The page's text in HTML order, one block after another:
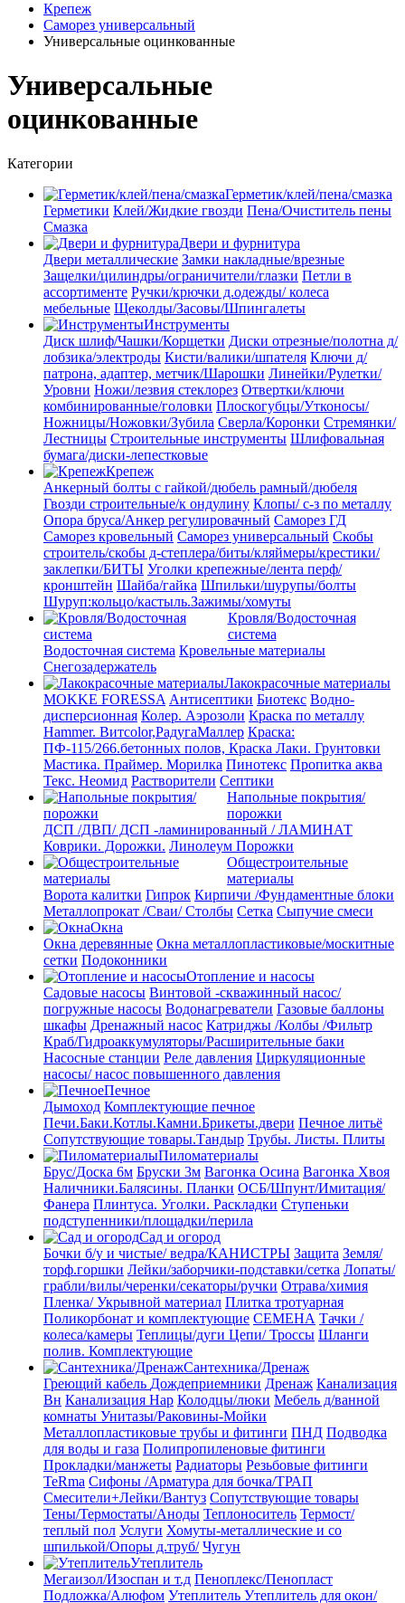
Крепеж
Саморез универсальный
Универсальные оцинкованные
Универсальные
оцинкованные
Категории
Герметик/клей/пена/смазка
Герметики Клей/Жидкие гвозди Пена/Очиститель пены
Смазка
Двери и фурнитура
Двери металлические Замки накладные/врезные
Защелки/цилиндры/ограничители/глазки Петли в
ассортименте Ручки/крючки д.одежды/ колеса
мебельные Щеколды/Засовы/Шпингалеты
Инструменты
Диск шлиф/Чашки/Корщетки Диски отрезные/полотна д/
лобзика/электроды Кисти/валики/шпателя Ключи д/
патрона, адаптер, метчик/Шарошки Линейки/Рулетки/
Уровни Ножи/лезвия стеклорез Отвертки/ключи
комбинированные/головки Плоскогубцы/Утконосы/
Ножницы/Ножовки/Зубила Сверла/Коронки Стремянки/
Лестницы Строительные инструменты Шлифовальная
бумага/диски-лепестковые
Крепеж
Анкерный болты с гайкой/дюбель рамный/дюбеля
Гвозди строительные/к ондулину Клопы/ с-з по металлу
Опора бруса/Анкер регулировачный Саморез ГД
Саморез кровельный Саморез универсальный Скобы
строитель/скобы д-степлера/биты/кляймеры/крестики/
заклепки/БИТЫ Уголки крепежные/лента перф/
кронштейн Шайба/гайка Шпильки/шурупы/болты
Шуруп:кольцо/кастыль.Зажимы/хомуты
Кровля/Водосточная
система
Водосточная система Кровельные материалы
Снегозадержатель
Лакокрасочные материалы
MOKKE FORESSA Антисептики Биотекс Водно-
дисперсионная Колер. Аэрозоли Краска по металлу
Hammer. Витcolor,РадугаМаллер Краска:
ПФ-115/266.бетонных полов, Краска Лаки. Грунтовки
Мастика. Праймер. Морилка Пинотекс Пропитка аква
Текс. Неомид Растворители Септики
Напольные покрытия/
порожки
ДСП /ДВП/ ДСП -ламинированный / ЛАМИНАТ
Коврики. Дорожки. Линолеум Порожки
Общестроительные
материалы
Ворота калитки Гипрок Кирпичи /Фундаментные блоки
Металлопрокат /Сваи/ Столбы Сетка Сыпучие смеси
Окна
Окна деревянные Окна металлопластиковые/москитные
сетки Подоконники
Отопление и насосы
Cадовые насосы Винтовой -скважинный насос/
погружные насосы Водонагреватели Газовые баллоны
шкафы Дренажный насос Катриджы /Колбы /Фильтр
Краб/Гидроаккумуляторы/Расширительные баки
Насосные станции Реле давления Циркуляционные
насосы/ насос повышенного давления
Печное
Дымоход Комплектующие печное
Печи.Баки.Котлы.Камни.Брикеты.двери Печное литьё
Сопутствующие товары.Тандыр Трубы. Листы. Плиты
Пиломатериалы
Брус/Доска 6м Бруски 3м Вагонка Осина Вагонка Хвоя
Наличники.Балясины. Планки ОСБ/Шпунт/Имитация/
Фанера Плинтуса. Уголки. Раскладки Ступеньки
подступенники/площадки/перила
Сад и огород
Бочки б/у и чистые/ ведра/КАНИСТРЫ Защита Земля/
торф.горшки Лейки/заборчики-подставки/сетка Лопаты/
грабли/вилы/черенки/секаторы/ручки Отрава/химия
Пленка/ Укрывной материал Плитка тротуарная
Поликорбонат и комплектующие СЕМЕНА Тачки /
колеса/камеры Теплицы/дуги Цепи/ Троссы Шланги
полив. Комплектующие
Сантехника/Дренаж
Греющий кабель Дождеприемники Дренаж Канализация
Вн Канализация Нар Колодцы/люки Мебель д/ванной
комнаты Унитазы/Раковины-Мойки
Металлопластиковые трубы и фитинги ПНД Подводка
для воды и газа Полипропиленовые фитинги
Прокладки/манжеты Радиаторы Резьбовые фитинги
TeRma Сифоны /Арматура для бочка/ТРАП
Смесители+Лейки/Вантуз Сопутствующие товары
Тены/Термостаты/Аноды Теплоноситель Термост/
теплый пол Услуги Хомуты-металлические и со
шпилькой/Опоры д.труб/ Чугун
Утеплитель
Мегаизол/Изоспан и т.д Пеноплекс/Пенопласт
Подложка/Алюфом Утеплитель Утеплитель для окон/